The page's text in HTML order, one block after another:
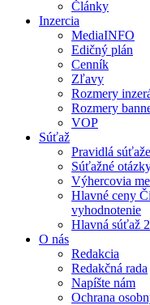
Články
Inzercia
MediaINFO
Edičný plán
Cenník
Zľavy
Rozmery
Rozmery
VOP
Súťaž
Pravidlá súťaže
Súťažné
Výhercovia
Hlavné ceny
vyhodnotenie
Hlavná súťaž
O nás
Redakcia
Redakčná rada
Napíšte nám
Ochrana